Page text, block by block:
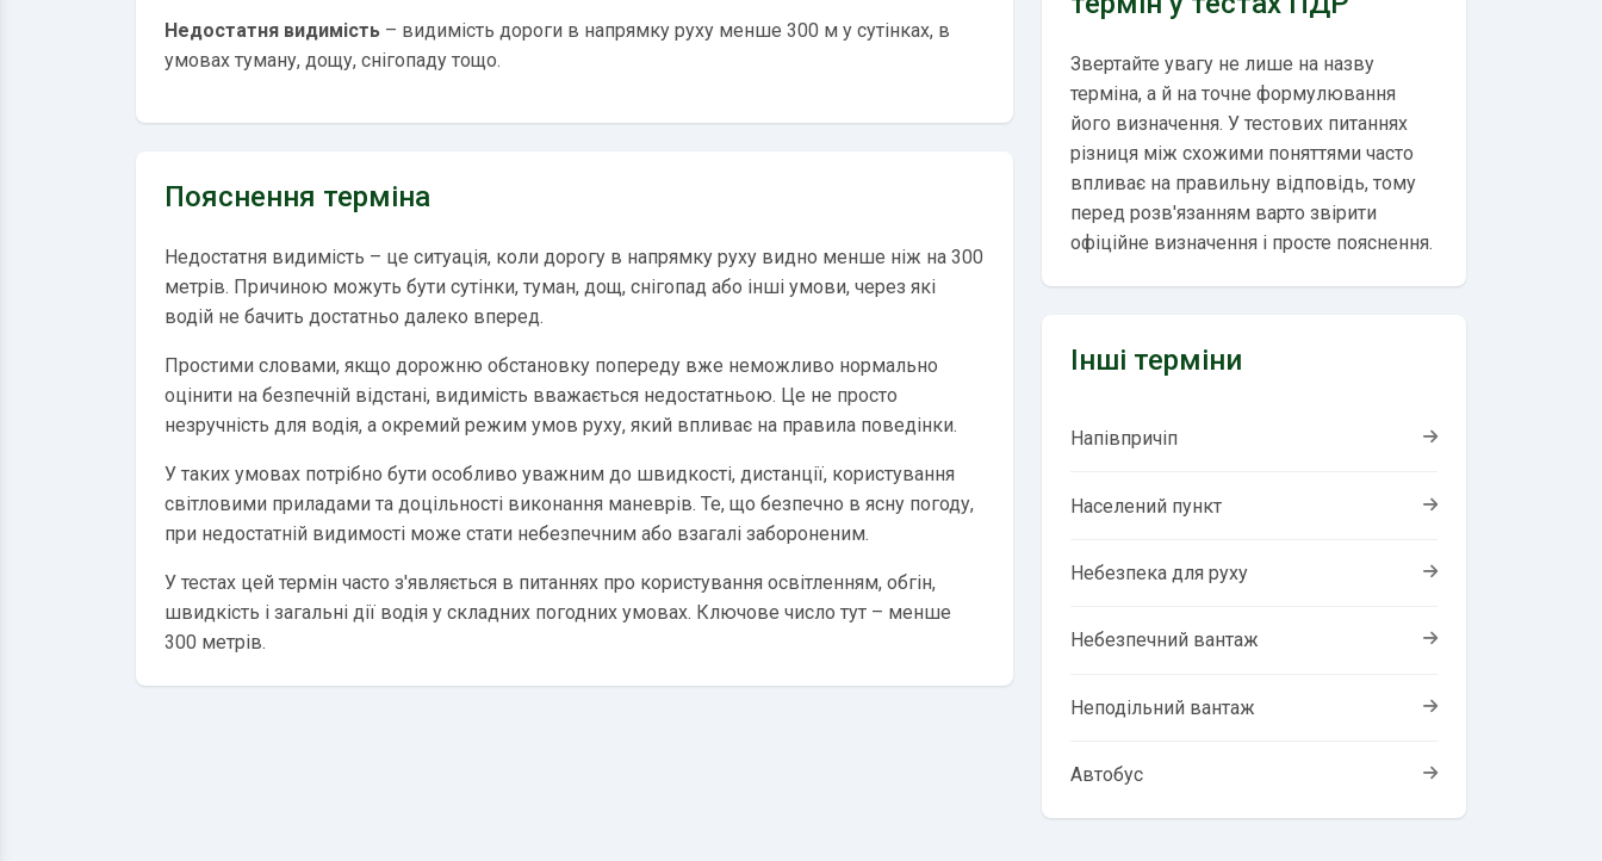
Недостатня видимість – видимість дороги в напрямку руху менше 300 м у сутінках, в
умовах туману, дощу, снігопаду тощо.
Пояснення терміна
Недостатня видимість – це ситуація, коли дорогу в напрямку руху видно менше ніж на 300
метрів. Причиною можуть бути сутінки, туман, дощ, снігопад або інші умови, через які
водій не бачить достатньо далеко вперед.
Простими словами, якщо дорожню обстановку попереду вже неможливо нормально
оцінити на безпечній відстані, видимість вважається недостатньою. Це не просто
незручність для водія, а окремий режим умов руху, який впливає на правила поведінки.
У таких умовах потрібно бути особливо уважним до швидкості, дистанції, користування
світловими приладами та доцільності виконання маневрів. Те, що безпечно в ясну погоду,
при недостатній видимості може стати небезпечним або взагалі забороненим.
У тестах цей термін часто з'являється в питаннях про користування освітленням, обгін,
швидкість і загальні дії водія у складних погодних умовах. Ключове число тут – менше
300 метрів.
Звертайте увагу не лише на назву
терміна, а й на точне формулювання
його визначення. У тестових питаннях
різниця між схожими поняттями часто
впливає на правильну відповідь, тому
перед розв'язанням варто звірити
офіційне визначення і просте пояснення.
Інші терміни
Напівпричіп
Населений пункт
Небезпека для руху
Небезпечний вантаж
Неподільний вантаж
Автобус